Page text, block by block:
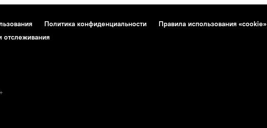
Политика конфиденциальности Правила использования «cookie»
отслеживания